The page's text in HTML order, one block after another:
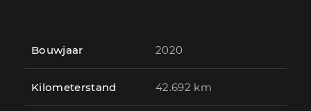
Bouwjaar 2020
Kilometerstand 42.692 km